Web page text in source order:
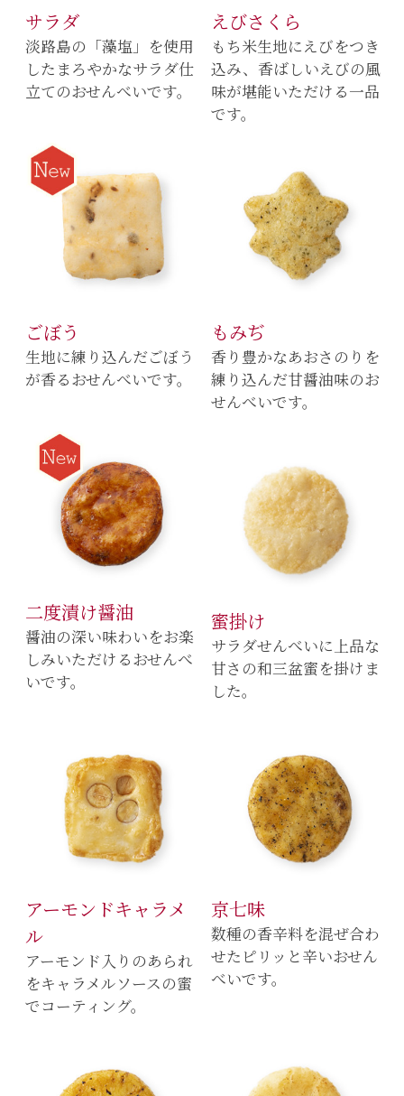
サラダ
淡路島の「藻塩」を使用
したまろやかなサラダ仕
立てのおせんべいです。
えびさくら
もち米生地にえびをつき
込み、香ばしいえびの風
味が堪能いただける一品
です。
ごぼう
生地に練り込んだごぼう
が香るおせんべいです。
もみぢ
香り豊かなあおさのりを
練り込んだ甘醤油味のお
せんべいです。
二度漬け醤油
醤油の深い味わいをお楽
しみいただけるおせんべ
いです。
蜜掛け
サラダせんべいに上品な
甘さの和三盆蜜を掛けま
した。
アーモンドキャラメ
ル
アーモンド入りのあられ
をキャラメルソースの蜜
でコーティング。
京七味
数種の香辛料を混ぜ合わ
せたピリッと辛いおせん
べいです。